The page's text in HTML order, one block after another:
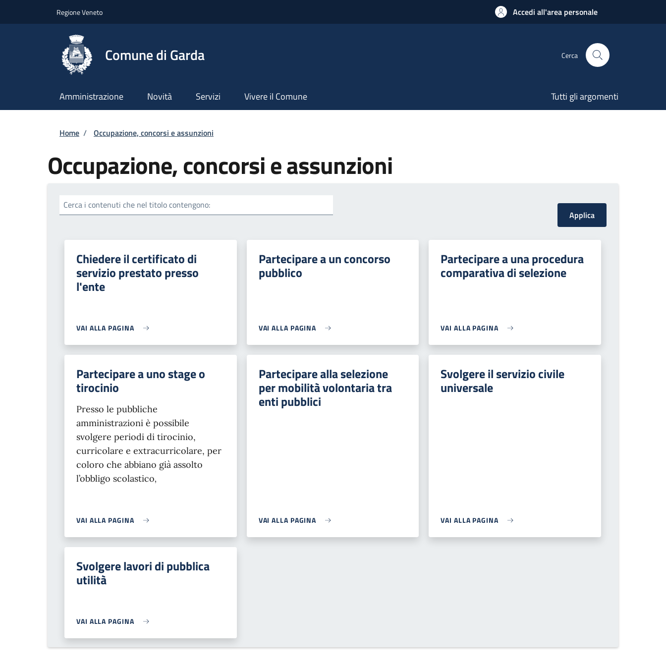
Regione Veneto Accedi all'area personale
Comune di Garda Cerca
Amministrazione Novità Servizi Vivere il Comune Tutti gli argomenti
Briciole di pane
Home / Occupazione, concorsi e assunzioni
Occupazione, concorsi e assunzioni
Cerca i contenuti che nel titolo contengono:
Chiedere il certificato di
servizio prestato presso
l'ente
VAI ALLA PAGINA
Partecipare a un concorso
pubblico
VAI ALLA PAGINA
Partecipare a una procedura
comparativa di selezione
VAI ALLA PAGINA
Partecipare a uno stage o
tirocinio
Presso le pubbliche
amministrazioni è possibile
svolgere periodi di tirocinio,
curricolare e extracurricolare, per
coloro che abbiano già assolto
l’obbligo scolastico,
VAI ALLA PAGINA
Partecipare alla selezione
per mobilità volontaria tra
enti pubblici
VAI ALLA PAGINA
Svolgere il servizio civile
universale
VAI ALLA PAGINA
Svolgere lavori di pubblica
utilità
VAI ALLA PAGINA